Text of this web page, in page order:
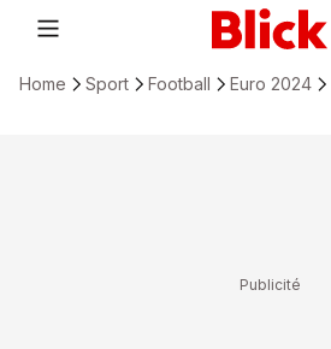
Home Sport Football Euro 2024